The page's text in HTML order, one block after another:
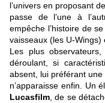
l’univers en proposant
passe de l’une à
empêche l’histoire de
vaisseaux (les U-Wings)
Les plus
déroulant, si
absent, lui préférant
n’apparaisse enfin. Un
Lucasfilm , de se